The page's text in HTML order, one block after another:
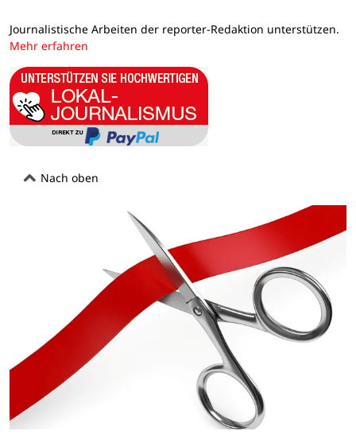
Journalistische Arbeiten der reporter-Redaktion unterstützen.
Mehr erfahren
Nach oben